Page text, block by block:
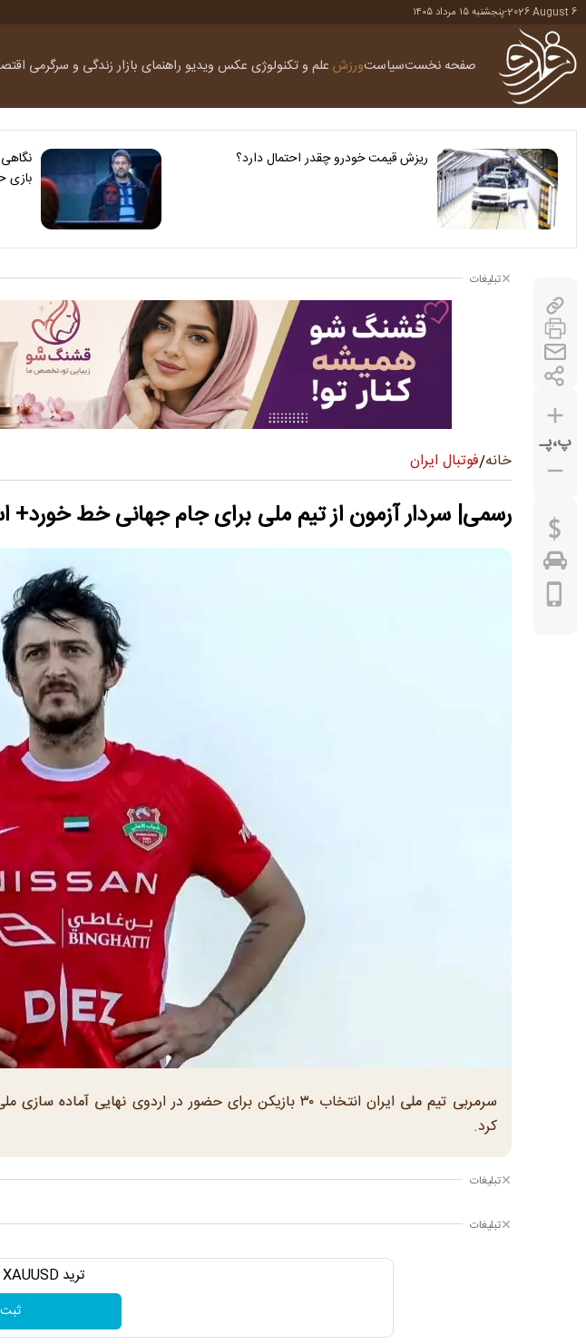
2026 August 6
-پنجشنبه ۱۵ مرداد ۱۴۰۵
صفحه نخستسیاستورزش علم و تکنولوژی عکس ویدیو راهنمای بازارزندگی و سرگرمی
ریزش قیمت خودرو چقدر احتمال دارد؟
بازی
پ،پـ
تبلیغات
خانه/فوتبال ایران
رسمی| سردار آزمون از تیم ملی برای جام جهانی خط
سرمربی تیم ملی ایران انتخاب ٣٠ بازیکن برای حضور در اردوی
کرد.
تبلیغات
تبلیغات
ترید XAUUSD با اسپرد از صفر پیپ